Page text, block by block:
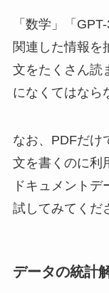
「数学」「
関連した情報を
文をたくさん読
になくてはなら
なお、PDFだけ
文を書くのに利
ドキュメント
試してみてくだ
データの統計